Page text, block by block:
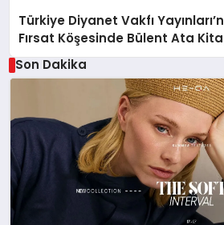
Türkiye Diyanet Vakfı
Fırsat Köşesinde Bülent Ata
Son Dakika